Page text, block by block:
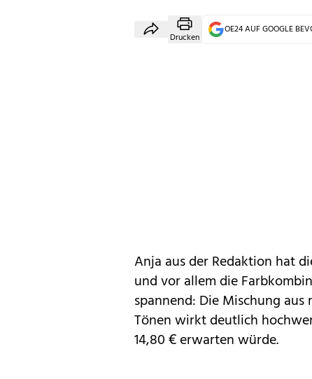
Drucken
OE24 AUF GOOGLE
Anja aus der Redaktion hat
und vor allem die
spannend: Die Mischung
Tönen wirkt deutlich
14,80 € erwarten würde.